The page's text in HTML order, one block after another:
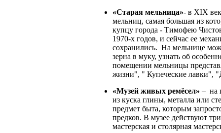
«Старая мельница»- в XIX
мельниц, самая большая из
купцу города - Тимофею
1970-х годов, и сейчас ее
сохранились. На мельнице
зерна в муку, узнать об
помещении мельницы
жизни", " Купеческие лавки",
«Музей живых ремёсел» – на
из куска глины, металла или
предмет быта, которым
предков. В музее действуют
мастерская и столярная